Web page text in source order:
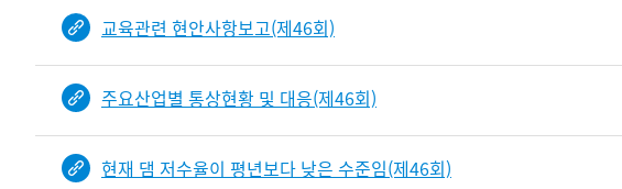
교육관련 현안사항보고(제46회)
주요산업별 통상현황 및 대응(제46회)
현재 댐 저수율이 평년보다 낮은 수준임(제46회)